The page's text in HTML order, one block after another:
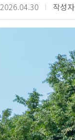
2026.04.30 작성자